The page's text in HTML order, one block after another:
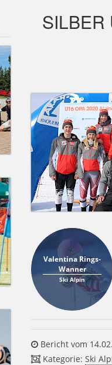
SILBER
Valentina Rings-
Wanner
Ski Alpin
Bericht vom
Kategorie:Ski